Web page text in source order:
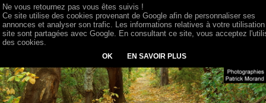
Ne vous retournez pas vous êtes suivis !
Ce site utilise des cookies provenant de Google afin de personnaliser ses
annonces et analyser son trafic. Les informations relatives à votre
site sont partagées avec Google. En consultant ce site, vous acceptez
des cookies.
OK EN SAVOIR PLUS